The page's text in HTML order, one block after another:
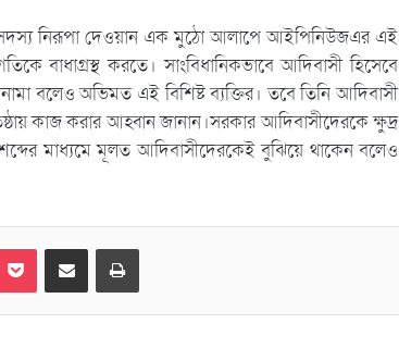
সদস্য নিরূপা দেওয়ান এক মুঠো আলাপে আইপিনিউজএর এই
বাধাগ্রস্থ করতে। সাংবিধানিকভাবে আদিবাসী হিসেবে
বলেও অভিমত এই বিশিষ্ট ব্যক্তির। তবে তিনি আদিবাসী
কাজ করার আহ্বান জানান।সরকার আদিবাসীদেরকে ক্ষুদ্র
মাধ্যমে মূলত আদিবাসীদেরকেই বুঝিয়ে থাকেন বলেও